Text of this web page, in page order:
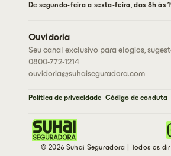
De segunda-feira a sexta-feira, das 8h às
Ouvidoria
Seu canal exclusivo para elogios,
0800-772-1214
ouvidoria@suhaiseguradora.com
Política de privacidade Código de conduta
© 2026 Suhai Seguradora | Todos os